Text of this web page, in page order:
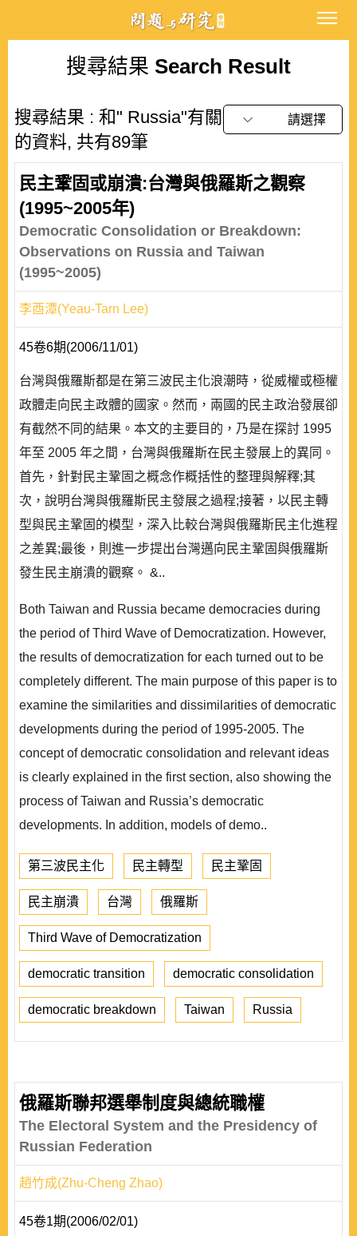
搜尋結果 Search Result
搜尋結果 : 和" Russia"有關
的資料, 共有89筆
請選擇
民主鞏固或崩潰:台灣與俄羅斯之觀察
(1995~2005年)
Democratic Consolidation or Breakdown:
Observations on Russia and Taiwan
(1995~2005)
李酉潭(Yeau-Tarn Lee)
45卷6期(2006/11/01)
台灣與俄羅斯都是在第三波民主化浪潮時，從威權或極權
政體走向民主政體的國家。然而，兩國的民主政治發展卻
有截然不同的結果。本文的主要目的，乃是在探討 1995
年至 2005 年之間，台灣與俄羅斯在民主發展上的異同。
首先，針對民主鞏固之概念作概括性的整理與解釋;其
次，說明台灣與俄羅斯民主發展之過程;接著，以民主轉
型與民主鞏固的模型，深入比較台灣與俄羅斯民主化進程
之差異;最後，則進一步提出台灣邁向民主鞏固與俄羅斯
發生民主崩潰的觀察。 &..
Both Taiwan and Russia became democracies during
the period of Third Wave of Democratization. However,
the results of democratization for each turned out to be
completely different. The main purpose of this paper is to
examine the similarities and dissimilarities of democratic
developments during the period of 1995-2005. The
concept of democratic consolidation and relevant ideas
is clearly explained in the first section, also showing the
process of Taiwan and Russia’s democratic
developments. In addition, models of demo..
第三波民主化 民主轉型 民主鞏固
民主崩潰 台灣 俄羅斯
Third Wave of Democratization
democratic transition democratic consolidation
democratic breakdown Taiwan Russia
俄羅斯聯邦選舉制度與總統職權
The Electoral System and the Presidency of
Russian Federation
趙竹成(Zhu-Cheng Zhao)
45卷1期(2006/02/01)